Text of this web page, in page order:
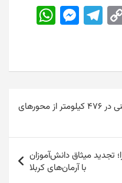
C
o
y
n
T
el
gr
m
M
e
s
n
er
s
p
اجرای خط‌کشی و نصب علائم ایمنی در ۴۷۶ کیلومتر از محورهای
تجدید میثاق دانش‌آموزان
با آرمان‌های کربلا